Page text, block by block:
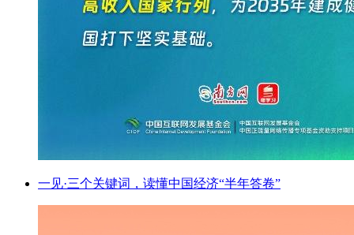
一见·三个关键词，读懂中国经济“半年答卷”